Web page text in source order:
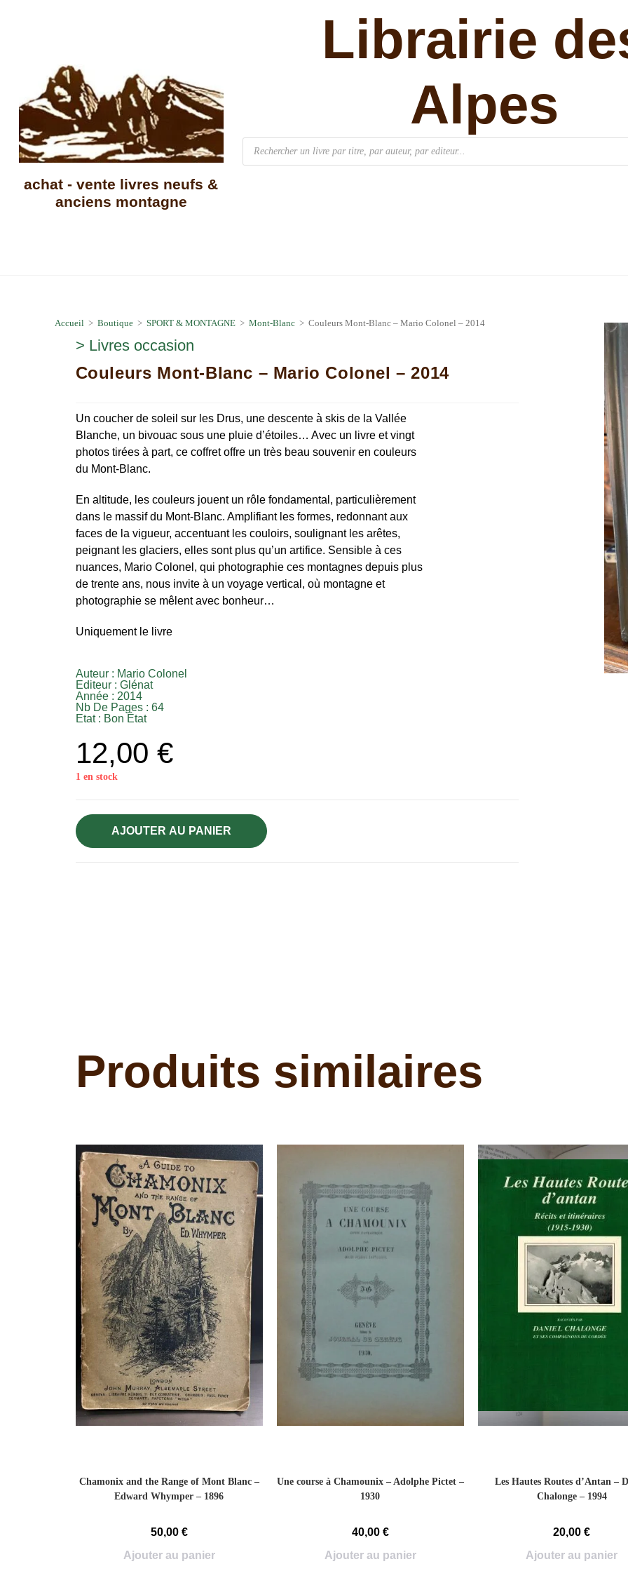
achat - vente livres neufs &
anciens montagne
Librairie
Alpes
Accueil > Boutique > SPORT & MONTAGNE > Mont-Blanc > Couleurs Mont-Blanc – Mario Colonel – 2014
> Livres occasion
Couleurs Mont-Blanc – Mario Colonel – 2014
Un coucher de soleil sur les Drus, une descente à skis de la Vallée
Blanche, un bivouac sous une pluie d’étoiles… Avec un livre et vingt
photos tirées à part, ce coffret offre un très beau souvenir en couleurs
du Mont-Blanc.
En altitude, les couleurs jouent un rôle fondamental, particulièrement
dans le massif du Mont-Blanc. Amplifiant les formes, redonnant aux
faces de la vigueur, accentuant les couloirs, soulignant les arêtes,
peignant les glaciers, elles sont plus qu’un artifice. Sensible à ces
nuances, Mario Colonel, qui photographie ces montagnes depuis plus
de trente ans, nous invite à un voyage vertical, où montagne et
photographie se mêlent avec bonheur…
Uniquement le livre
Auteur : Mario Colonel
Editeur : Glénat
Année : 2014
Nb De Pages : 64
Etat : Bon État
12,00 €
1 en stock
AJOUTER AU PANIER
Produits similaires
Chamonix and the Range of Mont Blanc –
Edward Whymper – 1896
50,00 €
Ajouter au panier
Une course à Chamounix – Adolphe Pictet –
1930
40,00 €
Ajouter au panier
Les Hautes Routes d’Antan –
Chalonge – 1994
20,00€
Ajouter au panier